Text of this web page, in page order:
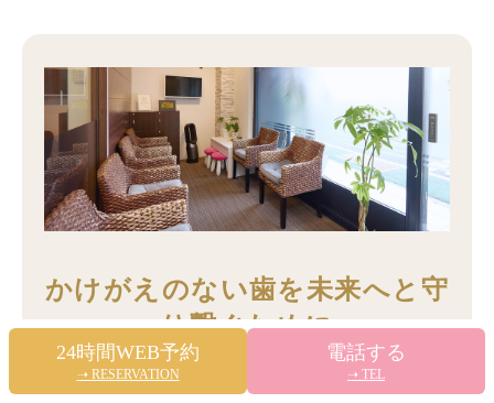
これらの要因は、生活習慣の見直しや歯科医院
での専門的な予防ケア（フッ素塗布やシーラン
ト、クリーニングなど）によって、ある程度コ
ントロールしリスクを低減させることが可能で
す。
これは異常な反応ではなく、多くの場合時間の
経過と共に自然に落ち着いていきますので、ご
安心ください。
しかし、症状がなかなか改善しない、あるいは
以前よりも強くなるような場合は他の原因も考
えられますので、決して我慢なさらず早めにご
ありませんので、どうぞご安心ください。
根管治療を行う際は、処置を開始する前に必ず
局所麻酔を十分な時間をかけてしっかりと効か
せます。
麻酔が効いていることを確認してから治療を始
かけがえのない歯を未来へと守
り繋ぐために
虫歯は、ごく初期の段階で発見し適切な対処を
24時間WEB予約
➝ RESERVATION
電話する
➝ TEL